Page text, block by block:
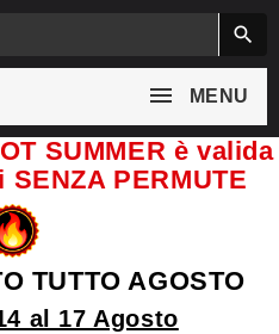

MENU
SUMMER è valida
PERMUTE
TUTTO AGOSTO
al 17 Agosto